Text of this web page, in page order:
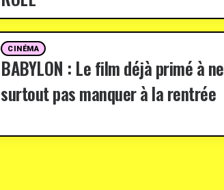
CINÉMA
BABYLON : Le film déjà primé à ne
surtout pas manquer à la rentrée